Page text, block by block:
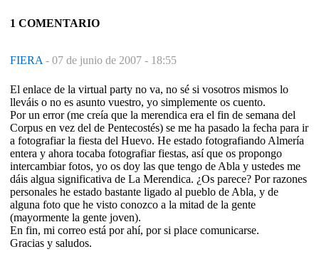
1 COMENTARIO
FIERA - 07 de junio de 2007 - 18:55
El enlace de la virtual party no va, no sé si vosotros mismos lo
lleváis o no es asunto vuestro, yo simplemente os cuento.
Por un error (me creía que la merendica era el fin de semana del
Corpus en vez del de Pentecostés) se me ha pasado la fecha para ir
a fotografiar la fiesta del Huevo. He estado fotografiando Almería
entera y ahora tocaba fotografiar fiestas, así que os propongo
intercambiar fotos, yo os doy las que tengo de Abla y ustedes me
dáis algua significativa de La Merendica. ¿Os parece? Por razones
personales he estado bastante ligado al pueblo de Abla, y de
alguna foto que he visto conozco a la mitad de la gente
(mayormente la gente joven).
En fin, mi correo está por ahí, por si place comunicarse.
Gracias y saludos.